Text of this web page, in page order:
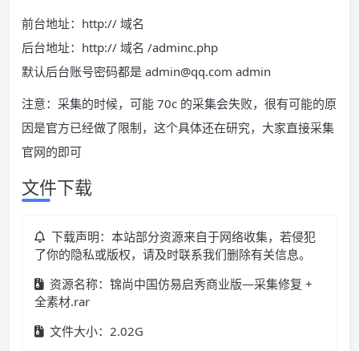
前台地址：http:// 域名
后台地址：http:// 域名 /adminc.php
默认后台账号密码都是 admin@qq.com admin
注意：采集的时候，可能 70c 的采集会失败，很有可能的原
因是官方已经做了限制，这个具体还在研究，大家直接采集
官网的即可
文件下载
下载声明：本站部分资源来自于网络收集，若侵犯
了你的隐私或版权，请及时联系我们删除有关信息。
资源名称：锦尚中国仿易启秀商业版—采集修复 +
全素材.rar
文件大小：2.02G